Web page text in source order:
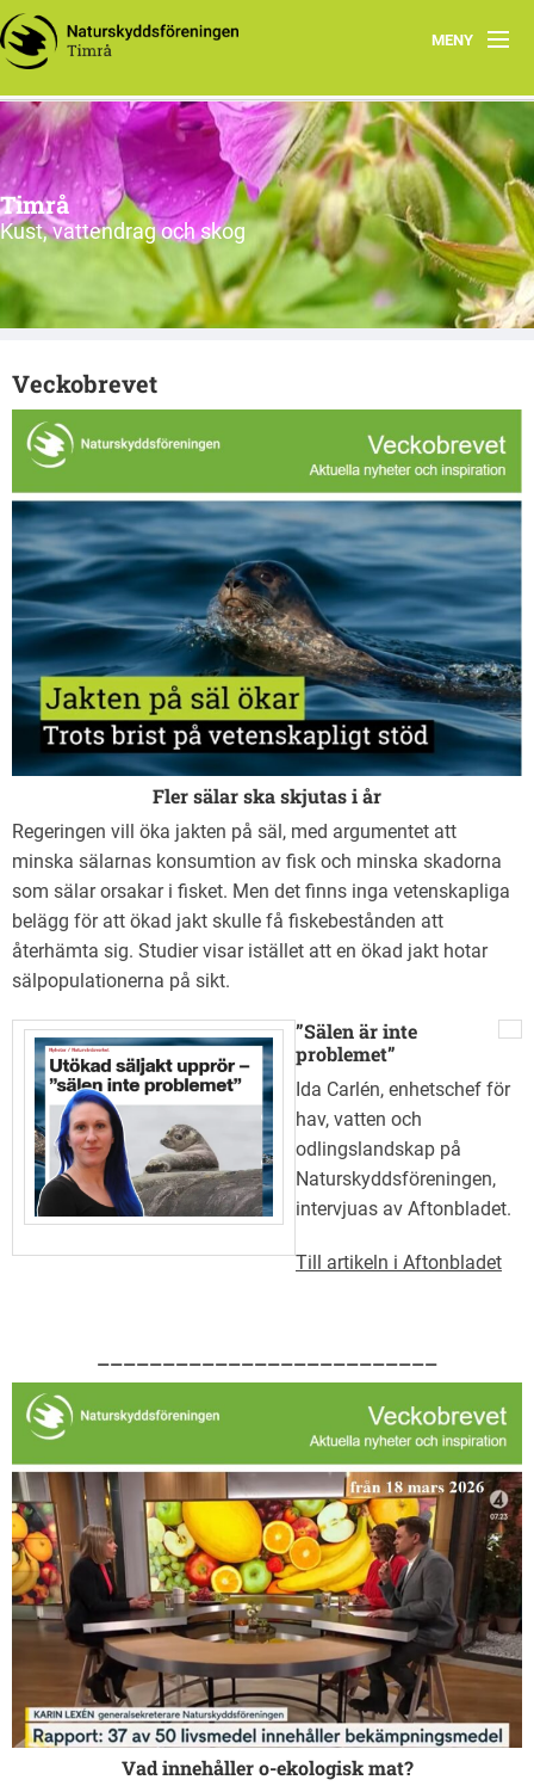
MENY
Hem
Rapporter
Program
Styrelsen
Veckobrevet
Länkar
Just nu!
Sundsvalls tidning
Verksamhetsberättelser
Invasiva arter
Timrå
Kust, vattendrag och skog
Veckobrevet
Fler sälar ska skjutas i år
Regeringen vill öka jakten på säl, med argumentet att
minska sälarnas konsumtion av fisk och minska skadorna
som sälar orsakar i fisket. Men det finns inga vetenskapliga
belägg för att ökad jakt skulle få fiskebestånden att
återhämta sig. Studier visar istället att en ökad jakt hotar
sälpopulationerna på sikt.
”Sälen är inte
problemet”
Ida Carlén, enhetschef för
hav, vatten och
odlingslandskap på
Naturskyddsföreningen,
intervjuas av Aftonbladet.
Till artikeln i Aftonbladet
——————————————————————————
Vad innehåller o-ekologisk mat?